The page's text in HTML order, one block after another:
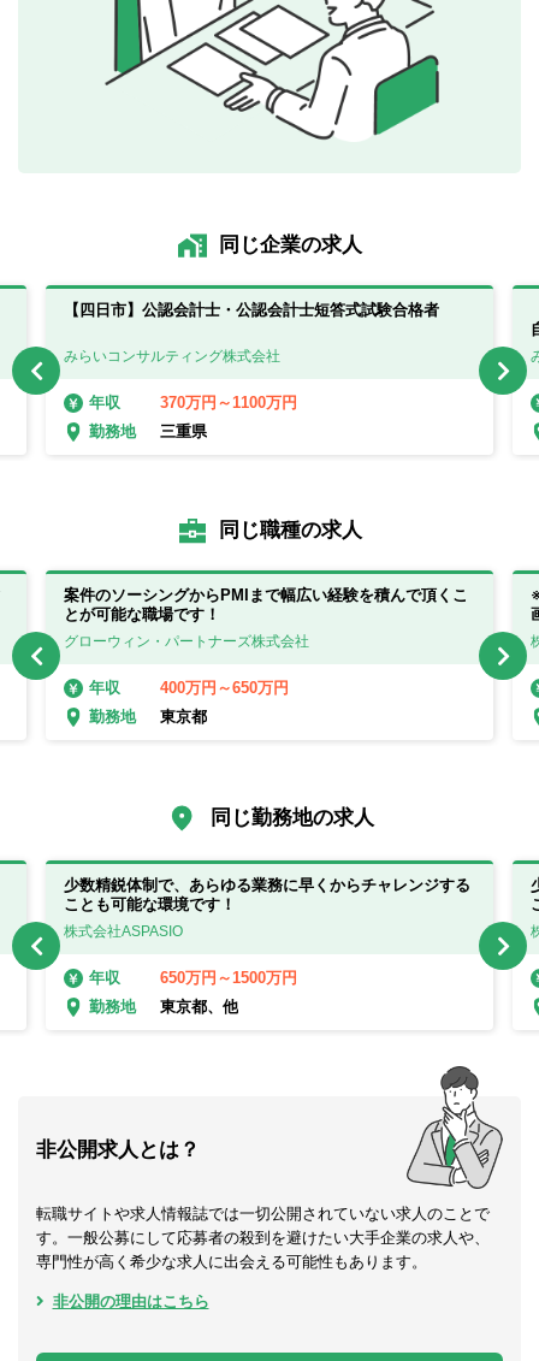
同じ企業の求人
【四日市】公認会計士・公認会計士短答式試験合格者
みらいコンサルティング株式会社
年収
370万円～1100万円
勤務地
三重県
同じ職種の求人
案件のソーシングからPMIまで幅広い経験を積んで頂くこ
とが可能な職場です！
グローウィン・パートナーズ株式会社
年収
400万円～650万円
勤務地
東京都
同じ勤務地の求人
少数精鋭体制で、あらゆる業務に早くからチャレンジする
ことも可能な環境です！
株式会社ASPASIO
年収
650万円～1500万円
勤務地
東京都、他
非公開求人とは？
転職サイトや求人情報誌では一切公開されていない求人のことで
す。一般公募にして応募者の殺到を避けたい大手企業の求人や、
専門性が高く希少な求人に出会える可能性もあります。
非公開の理由はこちら